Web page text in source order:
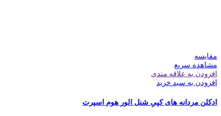
مقایسه
مشاهده سریع
افزودن به علاقه مندی
افزودن به سبد خرید
ادکلن مردانه های کپیِ شنل الور هوم اسپرت